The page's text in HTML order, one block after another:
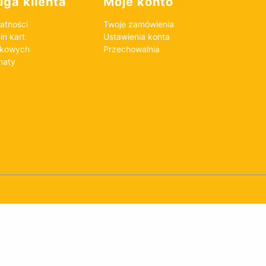
kart
Twoje zamówienia
Ustawienia konta
Przechowalnia